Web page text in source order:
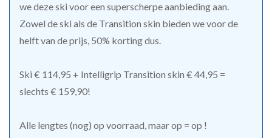
we deze ski voor een superscherpe aanbieding aan.
Zowel de ski als de Transition skin bieden we voor de
helft van de prijs, 50% korting dus.
Ski € 114,95 + Intelligrip Transition skin € 44,95 =
slechts € 159,90!
Alle lengtes (nog) op voorraad, maar op = op !